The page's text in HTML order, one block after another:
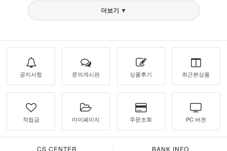
더보기 ▼
공지사항 문의게시판 상품후기 최근본상품
적립금 마이페이지 주문조회 PC 버젼
CS CENTER BANK INFO